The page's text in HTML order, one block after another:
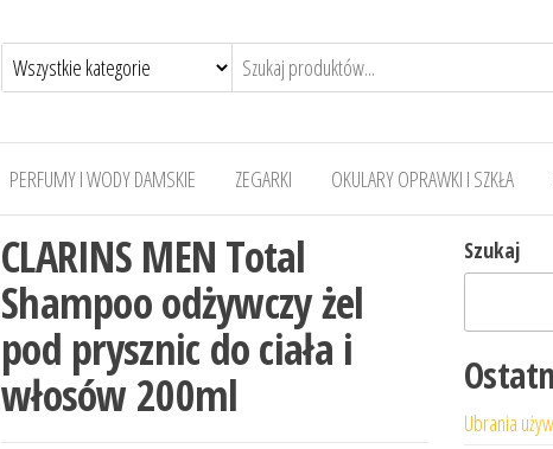
PERFUMY I WODY DAMSKIE ZEGARKI OKULARY OPRAWKI I SZKŁA
CLARINS MEN Total
Shampoo odżywczy żel
pod prysznic do ciała i
włosów 200ml
Szukaj
Ubrania